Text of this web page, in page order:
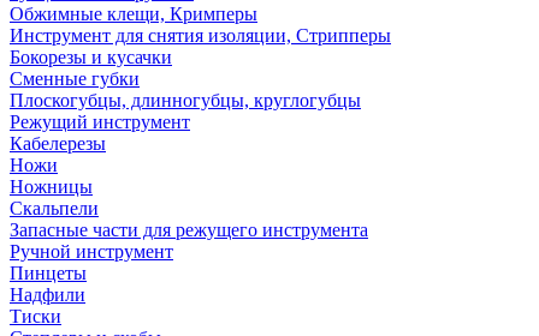
Обжимные клещи, Кримперы
Инструмент для снятия изоляции, Стрипперы
Бокорезы и кусачки
Сменные губки
Плоскогубцы, длинногубцы, круглогубцы
Режущий инструмент
Кабелерезы
Ножи
Ножницы
Скальпели
Запасные части для режущего инструмента
Ручной инструмент
Пинцеты
Надфили
Тиски